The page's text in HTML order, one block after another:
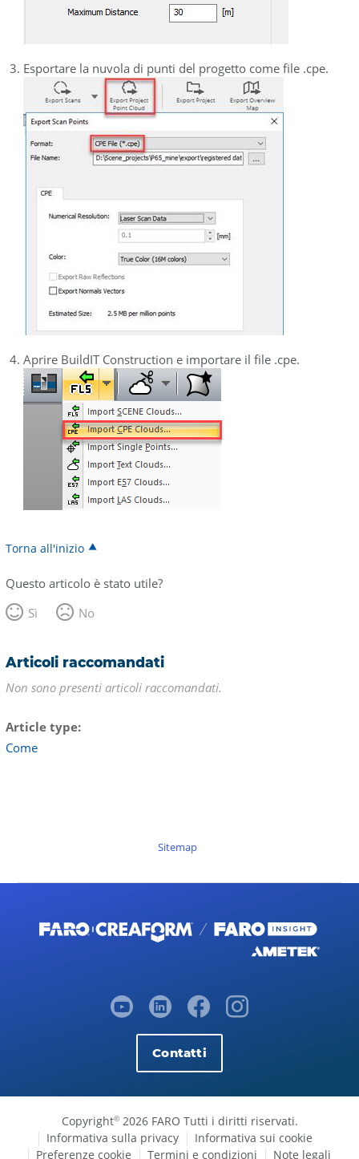
Esportare la nuvola di punti del progetto come file .cpe.
Aprire BuildIT Construction e importare il file .cpe.
Torna all'inizio
Questo articolo è stato utile?
Sì
No
Articoli raccomandati
Non sono presenti articoli raccomandati.
Article type
Come
Sitemap
Contatti
Copyright©2026 FARO Tutti i diritti riservati.
Informativa sulla privacy
Informativa sui cookie
Preferenze cookie
Termini e condizioni Note legali